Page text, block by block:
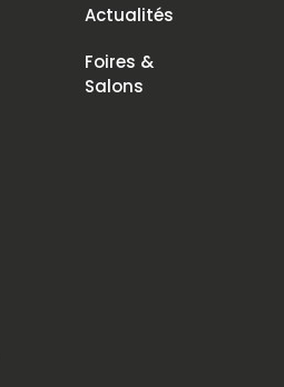
Actualités
Foires &
Salons